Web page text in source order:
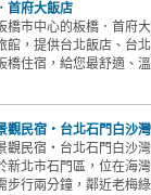
首府大飯店
橋市中心的板橋．首府
館，提供台北飯店、台
橋住宿，給您最舒適、
觀民宿・台北石門白沙
觀民宿・台北石門白沙
新北市石門區，位在海
步行兩分鐘，鄰近老梅